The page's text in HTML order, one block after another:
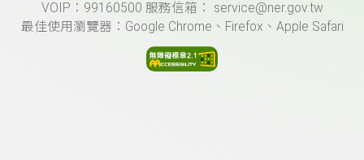
VOIP：99160500 服務信箱： service@ner.gov.tw
最佳使用瀏覽器：Google Chrome、Firefox、Apple Safari